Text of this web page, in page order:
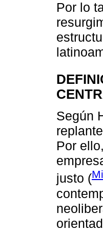
Por lo
Según
Por
justo (